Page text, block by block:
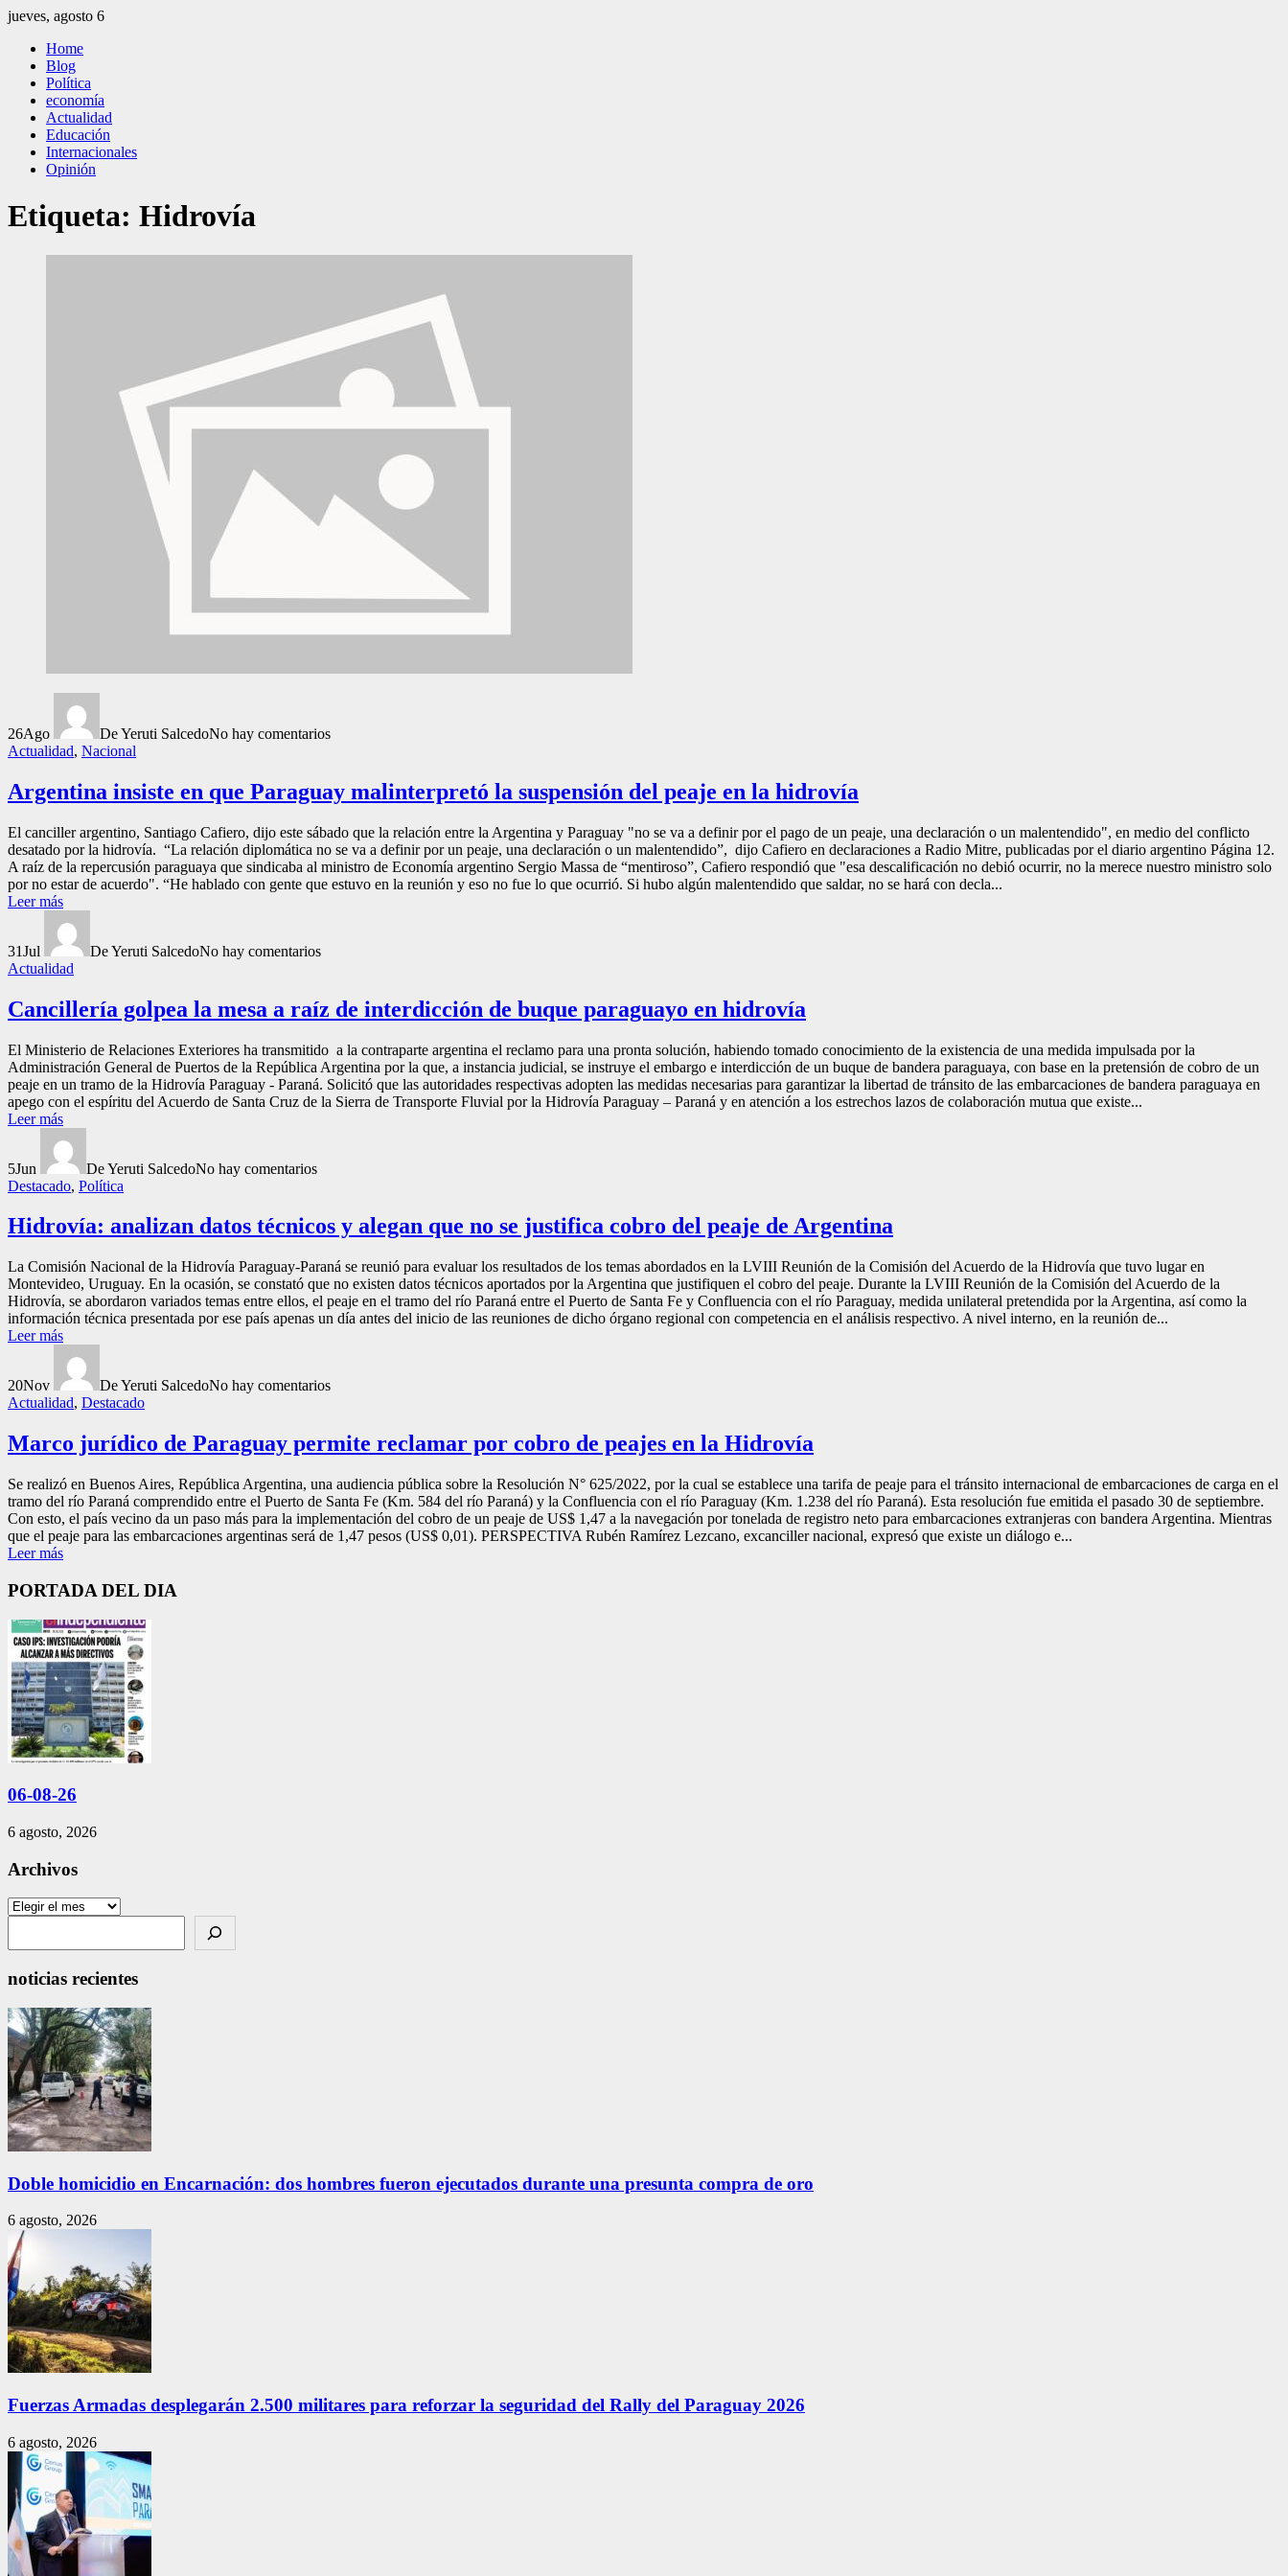
Saltar
contenido
jueves, agosto 6
El Independiente
El independiente Libre y Transparente
Home
Blog
Política
economía
Actualidad
Educación
Internacionales
Opinión
Etiqueta: Hidrovía
26Ago De Yeruti SalcedoNo hay comentarios
Actualidad, Nacional
Argentina insiste en que Paraguay malinterpretó la suspensión del peaje en la hidrovía
El canciller argentino, Santiago Cafiero, dijo este sábado que la relación entre la Argentina y Paraguay "no se va a definir por el pago de un peaje, una declaración o un malentendido", en medio del conflicto
desatado por la hidrovía. “La relación diplomática no se va a definir por un peaje, una declaración o un malentendido”, dijo Cafiero en declaraciones a Radio Mitre, publicadas por el diario argentino Página 12.
A raíz de la repercusión paraguaya que sindicaba al ministro de Economía argentino Sergio Massa de “mentiroso”, Cafiero respondió que "esa descalificación no debió ocurrir, no la merece nuestro ministro solo
por no estar de acuerdo". “He hablado con gente que estuvo en la reunión y eso no fue lo que ocurrió. Si hubo algún malentendido que saldar, no se hará con decla...
Leer más
31Jul De Yeruti SalcedoNo hay comentarios
Actualidad
Cancillería golpea la mesa a raíz de interdicción de buque paraguayo en hidrovía
El Ministerio de Relaciones Exteriores ha transmitido a la contraparte argentina el reclamo para una pronta solución, habiendo tomado conocimiento de la existencia de una medida impulsada por la
Administración General de Puertos de la República Argentina por la que, a instancia judicial, se instruye el embargo e interdicción de un buque de bandera paraguaya, con base en la pretensión de cobro de un
peaje en un tramo de la Hidrovía Paraguay - Paraná. Solicitó que las autoridades respectivas adopten las medidas necesarias para garantizar la libertad de tránsito de las embarcaciones de bandera paraguaya en
apego con el espíritu del Acuerdo de Santa Cruz de la Sierra de Transporte Fluvial por la Hidrovía Paraguay – Paraná y en atención a los estrechos lazos de colaboración mutua que existe...
Leer más
5Jun De Yeruti SalcedoNo hay comentarios
Destacado, Política
Hidrovía: analizan datos técnicos y alegan que no se justifica cobro del peaje de Argentina
La Comisión Nacional de la Hidrovía Paraguay-Paraná se reunió para evaluar los resultados de los temas abordados en la LVIII Reunión de la Comisión del Acuerdo de la Hidrovía que tuvo lugar en
Montevideo, Uruguay. En la ocasión, se constató que no existen datos técnicos aportados por la Argentina que justifiquen el cobro del peaje. Durante la LVIII Reunión de la Comisión del Acuerdo de la
Hidrovía, se abordaron variados temas entre ellos, el peaje en el tramo del río Paraná entre el Puerto de Santa Fe y Confluencia con el río Paraguay, medida unilateral pretendida por la Argentina, así como la
información técnica presentada por ese país apenas un día antes del inicio de las reuniones de dicho órgano regional con competencia en el análisis respectivo. A nivel interno, en la reunión de...
Leer más
20Nov De Yeruti SalcedoNo hay comentarios
Actualidad, Destacado
Marco jurídico de Paraguay permite reclamar por cobro de peajes en la Hidrovía
Se realizó en Buenos Aires, República Argentina, una audiencia pública sobre la Resolución N° 625/2022, por la cual se establece una tarifa de peaje para el tránsito internacional de embarcaciones de carga en el
tramo del río Paraná comprendido entre el Puerto de Santa Fe (Km. 584 del río Paraná) y la Confluencia con el río Paraguay (Km. 1.238 del río Paraná). Esta resolución fue emitida el pasado 30 de septiembre.
Con esto, el país vecino da un paso más para la implementación del cobro de un peaje de US$ 1,47 a la navegación por tonelada de registro neto para embarcaciones extranjeras con bandera Argentina. Mientras
que el peaje para las embarcaciones argentinas será de 1,47 pesos (US$ 0,01). PERSPECTIVA Rubén Ramírez Lezcano, excanciller nacional, expresó que existe un diálogo e...
Leer más
PORTADA DEL DIA
06-08-26
6 agosto, 2026
Archivos
Archivos
noticias recientes
Doble homicidio en Encarnación: dos hombres fueron ejecutados durante una presunta compra de oro
6 agosto, 2026
Fuerzas Armadas desplegarán 2.500 militares para reforzar la seguridad del Rally del Paraguay 2026
6 agosto, 2026